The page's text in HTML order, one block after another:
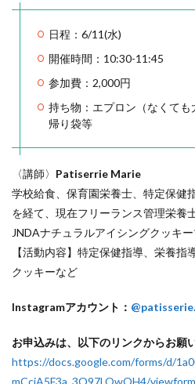
日程：6/11(水)
開催時間：10:30-11:45
参加費：2,000円
持ち物：エプロン（なくて
帰り袋等
〈講師〉 Patiserrie Marie
学校給食、保育園栄養士、特定保健
を経て、現在フリーランス管理栄養
JNDAナチュラルアイシングクッキー
【活動内容】特定保健指導、栄養
クッキーなど
Instagramアカウント：
お申込みは、以下のリンクからお願
https://docs.google.com/forms/d/